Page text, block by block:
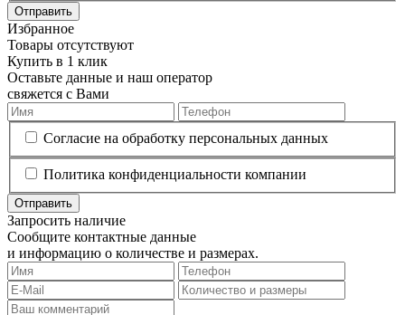
Отправить
Избранное
Товары отсутствуют
Купить в 1 клик
Оставьте данные и наш оператор
свяжется с Вами
Согласие на обработку персональных данных
Политика конфиденциальности компании
Отправить
Запросить наличие
Сообщите контактные данные
и информацию о количестве и размерах.